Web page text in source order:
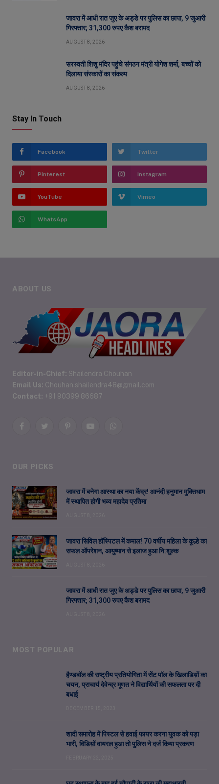
जावरा में आधी रात जुए के अड्डे पर पुलिस का छापा, 9 जुआरी
गिरफ्तार; 31,300 रुपए कैश बरामद
AUGUST 8, 2026
सरस्वती शिशु मंदिर पहुंचे संगठन मंत्री योगेश शर्मा, बच्चों को
दिलाया संस्कारों का संकल्प
AUGUST 8, 2026
Stay In Touch
Facebook Twitter
Pinterest Instagram
YouTube Vimeo
WhatsApp
ABOUT US
Editor-in-Chief: Shailendra Chouhan
Email Us: Chouhan.shailendra48@gmail.com
Contact: +91 90399 86687
FacebookTwitterPinterestYouTubeWhatsApp
OUR PICKS
जावरा में बनेगा आस्था का नया केंद्र! आनंदी हनुमान मुक्तिधाम
में स्थापित होगी भव्य महादेव प्रतिमा
जावरा सिविल हॉस्पिटल में कमाल! 70 वर्षीय महिला के कूल्हे का
सफल ऑपरेशन, आयुष्मान से इलाज हुआ नि:शुल्क
जावरा में आधी रात जुए के अड्डे पर पुलिस का छापा, 9 जुआरी
गिरफ्तार; 31,300 रुपए कैश बरामद
MOST POPULAR
हैण्डबॉल की राष्ट्रीय प्रतियोगिता में सेंट पॉल के खिलाडिय़ों का
चयन, प्राचार्य देवेन्द्र मूणत ने विद्यार्थियों की सफलता पर दी
बधाई
शादी समारोह में पिस्टल से हवाई फायर करना युवक को पड़ा
भारी, विडिय़ों वायरल हुआ तो पुलिस ने दर्ज किया प्रकरण